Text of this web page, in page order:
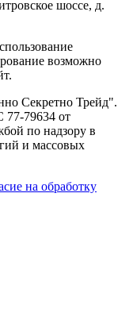
шоссе, д.
возможно
Секретно Трейд".
79634 от
по надзору в
и массовых
на обработку